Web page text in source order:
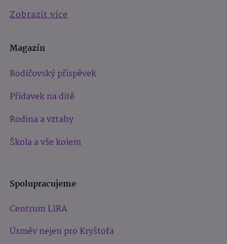
Zobrazit více
Magazín
Rodičovský příspěvek
Přídavek na dítě
Rodina a vztahy
Škola a vše kolem
Spolupracujeme
Centrum LIRA
Úsměv nejen pro Kryštofa